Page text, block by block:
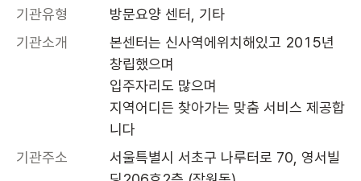
기관유형
방문요양 센터, 기타
기관소개
본센터는 신사역에위치해있고 2015년
창립했으며
입주자리도 많으며
지역어디든 찾아가는 맞춤 서비스 제공합
니다
기관주소
서울특별시 서초구 나루터로 70, 영서빌